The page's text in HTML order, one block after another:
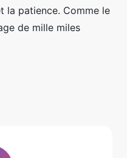
la patience. Comme le
de mille miles